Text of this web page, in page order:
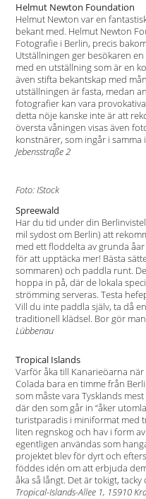
Helmut Newton Foundation
Helmut Newton var en
bekant med. Helmut Newton
Fotografie i Berlin, precis
Utställningen ger besökaren
med en utställning som är en
även stifta bekantskap med
utställningen är fasta, medan
fotografier kan vara
detta nöje kanske inte är att
översta våningen visas även
konstnärer, som ingår i samma
Jebensstraße 2
Foto: IStock
Spreewald
Har du tid under din
mil sydost om Berlin) att
med ett floddelta av grunda
för att upptäcka mer! Bästa
sommaren) och paddla runt.
hoppa in på, där de lokala
strömming serveras. Testa
Vill du inte paddla själv, ta då
traditionell klädsel. Bor gör
Lübbenau
Tropical Islands
Varför åka till Kanarieöarna
Colada bara en timme från
som måste vara Tysklands
där den som går in “åker
turistparadis i miniformat med
liten regnskog och hav i form
egentligen användas som
projektet blev för dyrt och
föddes idén om att erbjuda
åka så långt. Det är tokigt,
Tropical-Islands-Allee 1, 15910